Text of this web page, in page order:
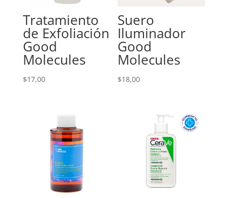
Tratamiento
de Exfoliación
Good
Molecules
$17,00
Suero
Iluminador
Good
Molecules
$18,00